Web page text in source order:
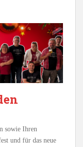
sowie Ihren
und für das neue